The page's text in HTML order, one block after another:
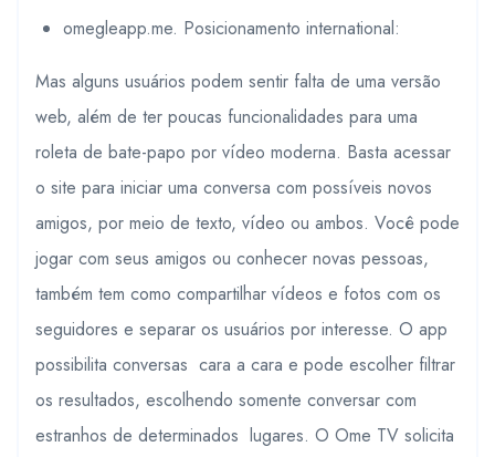
omegleapp.me. Posicionamento international:
Mas alguns usuários podem sentir falta de uma versão
web, além de ter poucas funcionalidades para uma
roleta de bate-papo por vídeo moderna. Basta acessar
o site para iniciar uma conversa com possíveis novos
amigos, por meio de texto, vídeo ou ambos. Você pode
jogar com seus amigos ou conhecer novas pessoas,
também tem como compartilhar vídeos e fotos com os
seguidores e separar os usuários por interesse. O app
possibilita conversas cara a cara e pode escolher filtrar
os resultados, escolhendo somente conversar com
estranhos de determinados lugares. O Ome TV solicita